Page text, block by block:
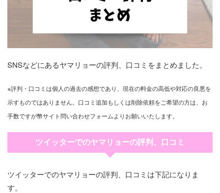
SNSなどにあるヤマリョーの評判、口コミをまとめました。
※評判・口コミは個人の過去の感想であり、現在の料金の高低や対応の良悪を
示すものではありません。口コミ追加もしくは削除依頼をご希望の方は、お
手数ですが幣サイト問い合わせフォームよりお願いいたします。
ツイッターでのヤマリョーの評判、口コミ
ツイッターでのヤマリョーの評判、口コミは下記になりま
す。